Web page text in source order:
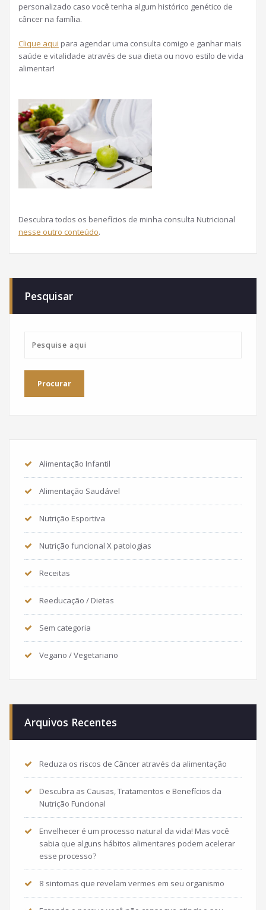
personalizado caso você tenha algum histórico genético de
câncer na família.
Clique aqui para agendar uma consulta comigo e ganhar mais
saúde e vitalidade através de sua dieta ou novo estilo de vida
alimentar!
Descubra todos os benefícios de minha consulta Nutricional
nesse outro conteúdo.
Pesquisar
Alimentação Infantil
Alimentação Saudável
Nutrição Esportiva
Nutrição funcional X patologias
Receitas
Reeducação / Dietas
Sem categoria
Vegano / Vegetariano
Arquivos Recentes
Reduza os riscos de Câncer através da alimentação
Descubra as Causas, Tratamentos e Benefícios da
Nutrição Funcional
Envelhecer é um processo natural da vida! Mas você
sabia que alguns hábitos alimentares podem acelerar
esse processo?
8 sintomas que revelam vermes em seu organismo